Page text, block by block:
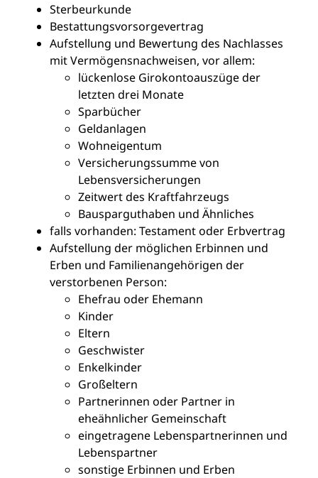
Sterbeurkunde
Bestattungsvorsorgevertrag
Aufstellung und Bewertung des Nachlasses
mit Vermögensnachweisen, vor allem:
lückenlose Girokontoauszüge der
letzten drei Monate
Sparbücher
Geldanlagen
Wohneigentum
Versicherungssumme von
Lebensversicherungen
Zeitwert des Kraftfahrzeugs
Bausparguthaben und Ähnliches
falls vorhanden: Testament oder Erbvertrag
Aufstellung der möglichen Erbinnen und
Erben und Familienangehörigen der
verstorbenen Person:
Ehefrau oder Ehemann
Kinder
Eltern
Geschwister
Enkelkinder
Großeltern
Partnerinnen oder Partner in
eheähnlicher Gemeinschaft
eingetragene Lebenspartnerinnen und
Lebenspartner
sonstige Erbinnen und Erben